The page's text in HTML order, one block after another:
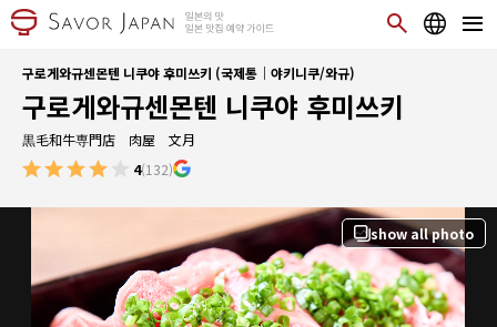
구로게와규센몬텐 니쿠야 후미쓰키 (국제통｜야키니쿠/와규)
구로게와규센몬텐 니쿠야 후미쓰키
黒毛和牛専門店 肉屋 文月
4(132)
show all photo